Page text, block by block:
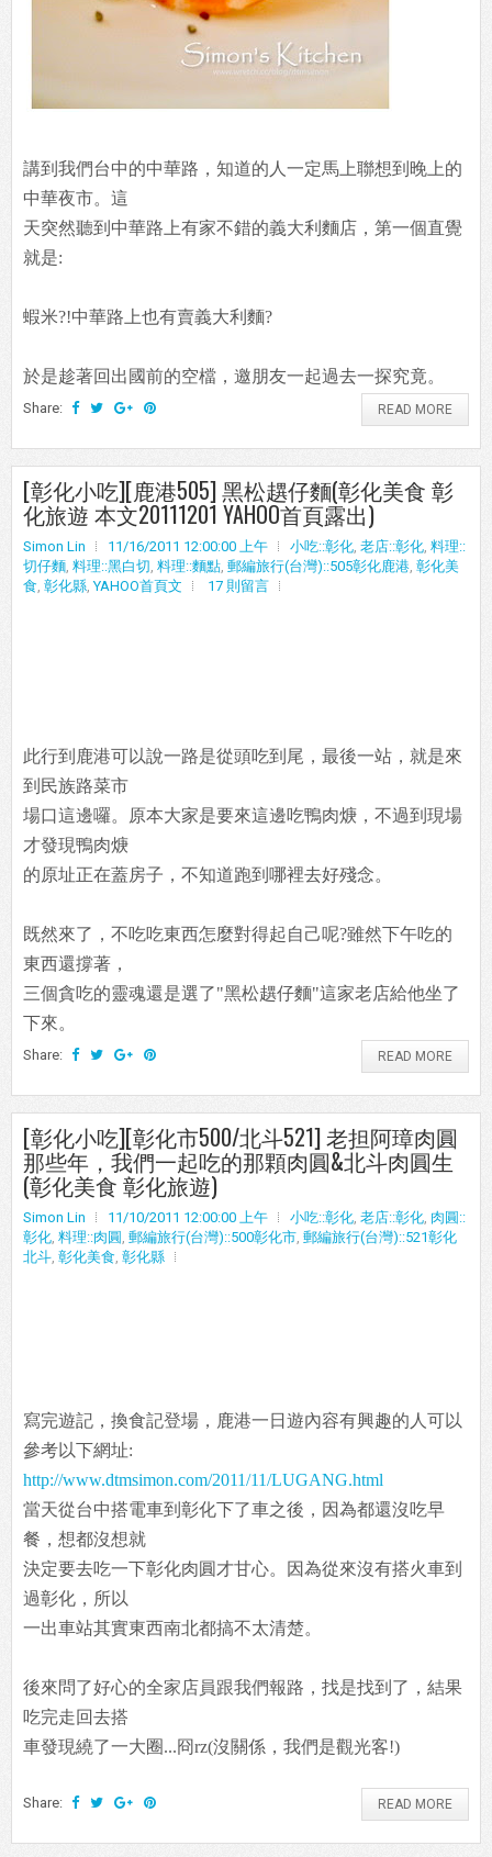
講到我們台中的中華路，知道的人一定馬上聯想到晚上的
中華夜市。這
天突然聽到中華路上有家不錯的義大利麵店，第一個直覺
就是:
蝦米?!中華路上也有賣義大利麵?
於是趁著回出國前的空檔，邀朋友一起過去一探究竟。
Share: READ MORE
[彰化小吃][鹿港505] 黑松趩仔麵(彰化美食 彰
化旅遊 本文20111201 YAHOO首頁露出)
Simon Lin 11/16/2011 12:00:00 上午 小吃::彰化 老店::彰化 料理::
切仔麵 料理::黑白切 料理::麵點 郵編旅行(台灣)::505彰化鹿港 彰化美
食 彰化縣 ,YAHOO首頁文 17 則留言
此行到鹿港可以說一路是從頭吃到尾，最後一站，就是來
到民族路菜市
場口這邊囉。原本大家是要來這邊吃鴨肉焿，不過到現場
才發現鴨肉焿
的原址正在蓋房子，不知道跑到哪裡去好殘念。
既然來了，不吃吃東西怎麼對得起自己呢?雖然下午吃的
東西還撐著，
三個貪吃的靈魂還是選了"黑松趩仔麵"這家老店給他坐了
下來。
Share: READ MORE
[彰化小吃][彰化市500/北斗521] 老担阿璋肉圓
那些年，我們一起吃的那顆肉圓&北斗肉圓生
(彰化美食 彰化旅遊)
Simon Lin 11/10/2011 12:00:00 上午 小吃::彰化 老店::彰化 肉圓::
彰化 料理::肉圓 郵編旅行(台灣)::500彰化市 郵編旅行(台灣)::521彰化
北斗 彰化美食 彰化縣
寫完遊記，換食記登場，鹿港一日遊內容有興趣的人可以
參考以下網址:
http://www.dtmsimon.com/2011/11/LUGANG.html
當天從台中搭電車到彰化下了車之後，因為都還沒吃早
餐，想都沒想就
決定要去吃一下彰化肉圓才甘心。因為從來沒有搭火車到
過彰化，所以
一出車站其實東西南北都搞不太清楚。
後來問了好心的全家店員跟我們報路，找是找到了，結果
吃完走回去搭
車發現繞了一大圈...冏rz(沒關係，我們是觀光客!)
Share: READ MORE